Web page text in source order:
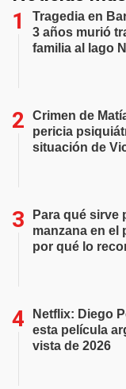
Tragedia en
3 años murió
familia al lago
Crimen de
pericia
situación de
Para qué sirve
manzana en el
por qué lo
Netflix: Diego
esta película
vista de 2026